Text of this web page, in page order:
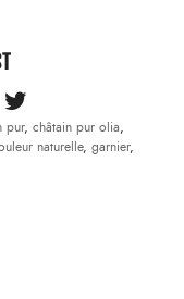
pur, châtain pur olia,
naturelle, garnier,